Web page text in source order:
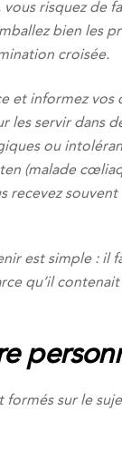
vous risquez de
bien les
croisée.
et informez
servir dans
ou
(malade
recevez
est simple :
qu’il
sur le